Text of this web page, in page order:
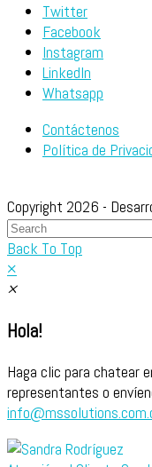
Twitter
Facebook
Instagram
LinkedIn
Whatsapp
Contáctenos
Política de
Copyright 2026 -
Back To Top
×
×
Hola!
Haga clic para chatear
representantes o